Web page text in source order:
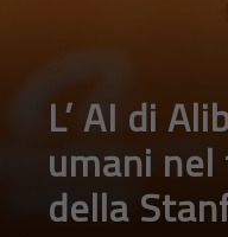
L’ AI di
umani
della